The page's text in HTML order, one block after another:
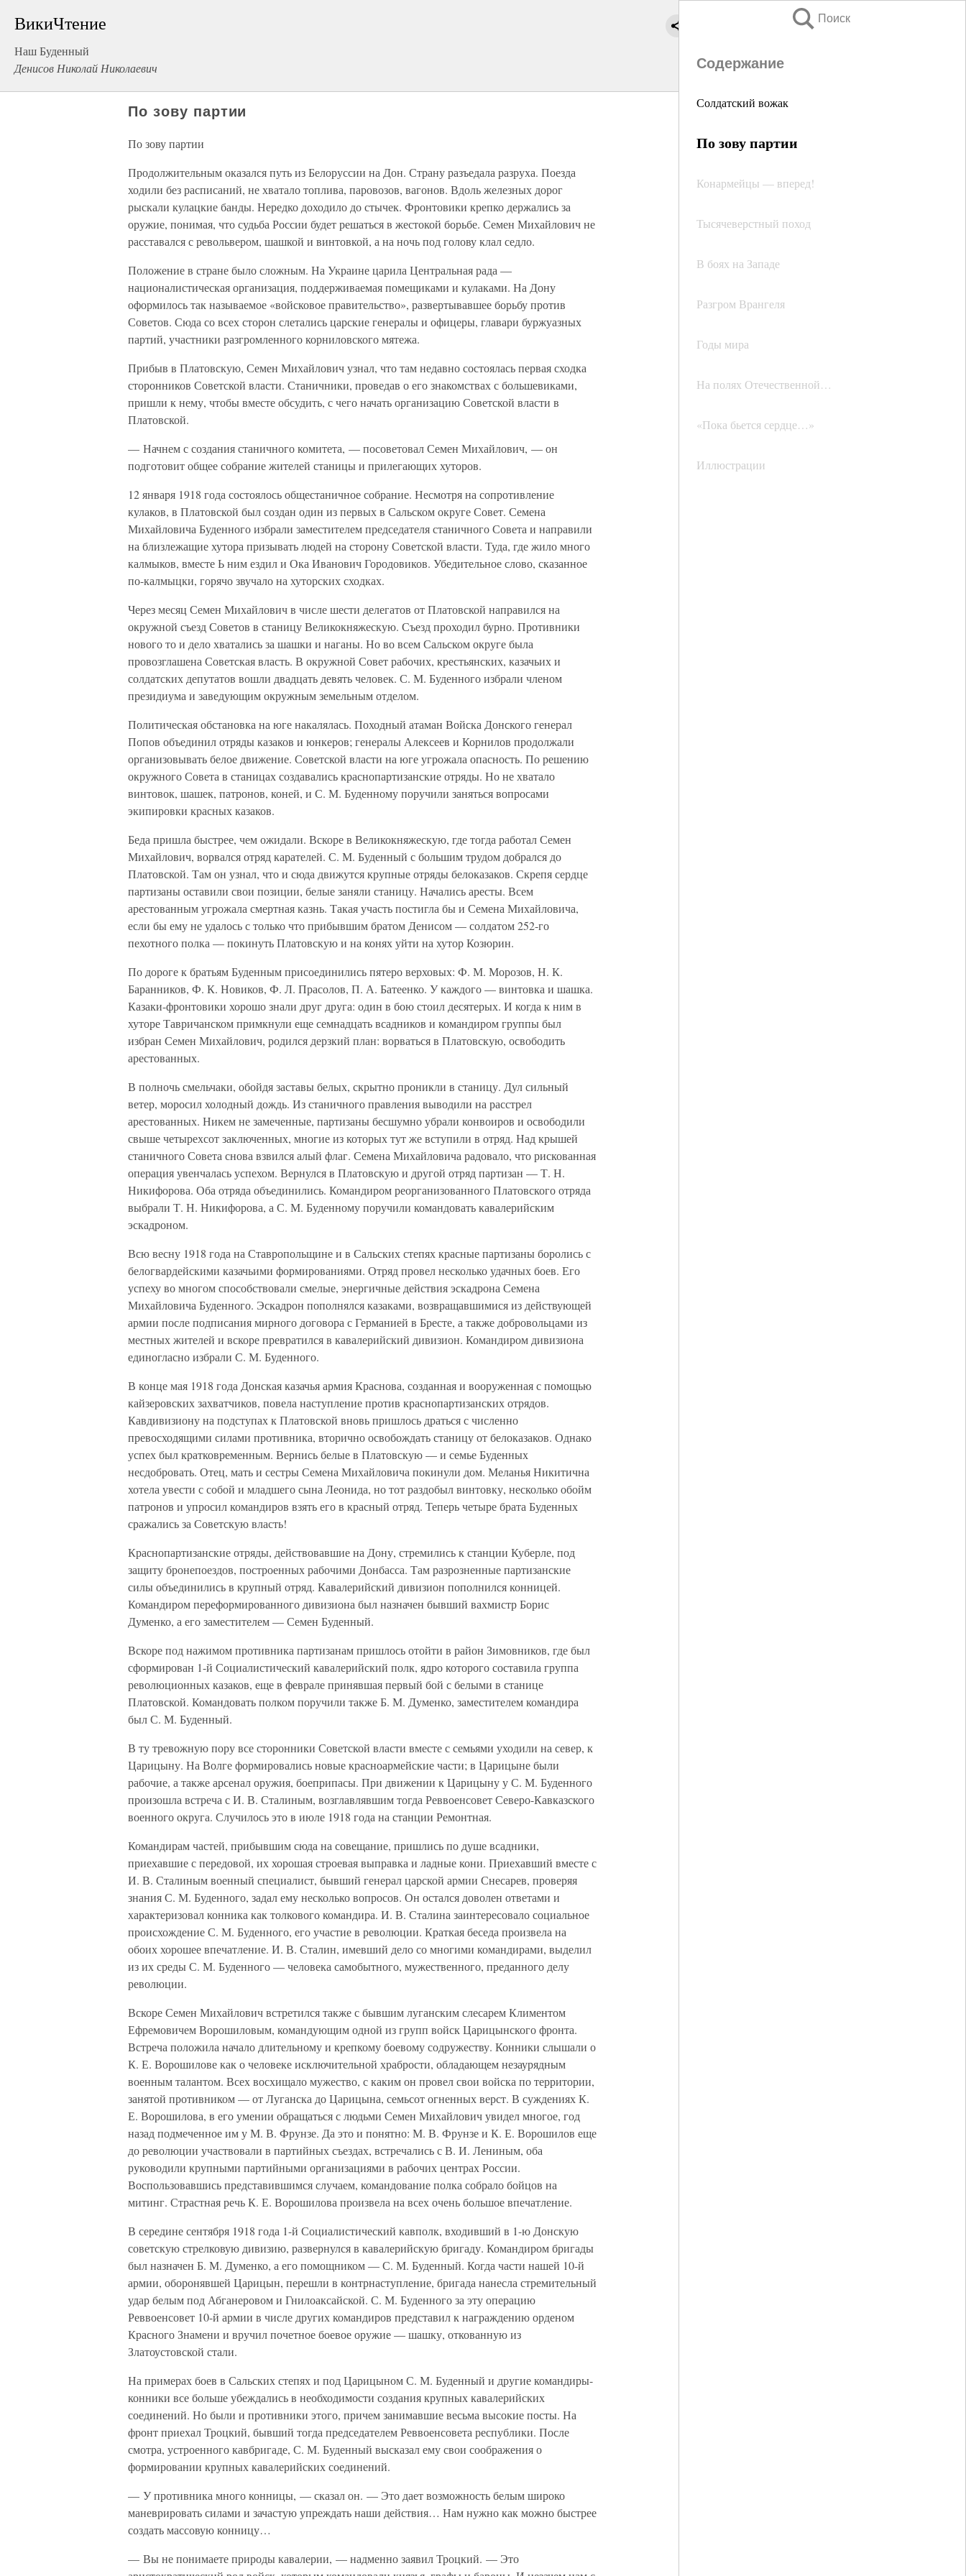
ВикиЧтение
Наш Буденный
Денисов Николай Николаевич
Поиск
Содержание
Солдатский вожак
По зову партии
Конармейцы — вперед!
Тысячеверстный поход
В боях на Западе
Разгром Врангеля
Годы мира
На полях Отечественной…
«Пока бьется сердце…»
Иллюстрации
По зову партии
По зову партии
Продолжительным оказался путь из Белоруссии на Дон. Страну разъедала разруха. Поезда
ходили без расписаний, не хватало топлива, паровозов, вагонов. Вдоль железных дорог
рыскали кулацкие банды. Нередко доходило до стычек. Фронтовики крепко держались за
оружие, понимая, что судьба России будет решаться в жестокой борьбе. Семен Михайлович не
расставался с револьвером, шашкой и винтовкой, а на ночь под голову клал седло.
Положение в стране было сложным. На Украине царила Центральная рада —
националистическая организация, поддерживаемая помещиками и кулаками. На Дону
оформилось так называемое «войсковое правительство», развертывавшее борьбу против
Советов. Сюда со всех сторон слетались царские генералы и офицеры, главари буржуазных
партий, участники разгромленного корниловского мятежа.
Прибыв в Платовскую, Семен Михайлович узнал, что там недавно состоялась первая сходка
сторонников Советской власти. Станичники, проведав о его знакомствах с большевиками,
пришли к нему, чтобы вместе обсудить, с чего начать организацию Советской власти в
Платовской.
— Начнем с создания станичного комитета, — посоветовал Семен Михайлович, — он
подготовит общее собрание жителей станицы и прилегающих хуторов.
12 января 1918 года состоялось общестаничное собрание. Несмотря на сопротивление
кулаков, в Платовской был создан один из первых в Сальском округе Совет. Семена
Михайловича Буденного избрали заместителем председателя станичного Совета и направили
на близлежащие хутора призывать людей на сторону Советской власти. Туда, где жило много
калмыков, вместе Ь ним ездил и Ока Иванович Городовиков. Убедительное слово, сказанное
по-калмыцки, горячо звучало на хуторских сходках.
Через месяц Семен Михайлович в числе шести делегатов от Платовской направился на
окружной съезд Советов в станицу Великокняжескую. Съезд проходил бурно. Противники
нового то и дело хватались за шашки и наганы. Но во всем Сальском округе была
провозглашена Советская власть. В окружной Совет рабочих, крестьянских, казачьих и
солдатских депутатов вошли двадцать девять человек. С. М. Буденного избрали членом
президиума и заведующим окружным земельным отделом.
Политическая обстановка на юге накалялась. Походный атаман Войска Донского генерал
Попов объединил отряды казаков и юнкеров; генералы Алексеев и Корнилов продолжали
организовывать белое движение. Советской власти на юге угрожала опасность. По решению
окружного Совета в станицах создавались краснопартизанские отряды. Но не хватало
винтовок, шашек, патронов, коней, и С. М. Буденному поручили заняться вопросами
экипировки красных казаков.
Беда пришла быстрее, чем ожидали. Вскоре в Великокняжескую, где тогда работал Семен
Михайлович, ворвался отряд карателей. С. М. Буденный с большим трудом добрался до
Платовской. Там он узнал, что и сюда движутся крупные отряды белоказаков. Скрепя сердце
партизаны оставили свои позиции, белые заняли станицу. Начались аресты. Всем
арестованным угрожала смертная казнь. Такая участь постигла бы и Семена Михайловича,
если бы ему не удалось с только что прибывшим братом Денисом — солдатом 252-го
пехотного полка — покинуть Платовскую и на конях уйти на хутор Козюрин.
По дороге к братьям Буденным присоединились пятеро верховых: Ф. М. Морозов, Н. К.
Баранников, Ф. К. Новиков, Ф. Л. Прасолов, П. А. Батеенко. У каждого — винтовка и шашка.
Казаки-фронтовики хорошо знали друг друга: один в бою стоил десятерых. И когда к ним в
хуторе Тавричанском примкнули еще семнадцать всадников и командиром группы был
избран Семен Михайлович, родился дерзкий план: ворваться в Платовскую, освободить
арестованных.
В полночь смельчаки, обойдя заставы белых, скрытно проникли в станицу. Дул сильный
ветер, моросил холодный дождь. Из станичного правления выводили на расстрел
арестованных. Никем не замеченные, партизаны бесшумно убрали конвоиров и освободили
свыше четырехсот заключенных, многие из которых тут же вступили в отряд. Над крышей
станичного Совета снова взвился алый флаг. Семена Михайловича радовало, что рискованная
операция увенчалась успехом. Вернулся в Платовскую и другой отряд партизан — Т. Н.
Никифорова. Оба отряда объединились. Командиром реорганизованного Платовского отряда
выбрали Т. Н. Никифорова, а С. М. Буденному поручили командовать кавалерийским
эскадроном.
Всю весну 1918 года на Ставропольщине и в Сальских степях красные партизаны боролись с
белогвардейскими казачьими формированиями. Отряд провел несколько удачных боев. Его
успеху во многом способствовали смелые, энергичные действия эскадрона Семена
Михайловича Буденного. Эскадрон пополнялся казаками, возвращавшимися из действующей
армии после подписания мирного договора с Германией в Бресте, а также добровольцами из
местных жителей и вскоре превратился в кавалерийский дивизион. Командиром дивизиона
единогласно избрали С. М. Буденного.
В конце мая 1918 года Донская казачья армия Краснова, созданная и вооруженная с помощью
кайзеровских захватчиков, повела наступление против краснопартизанских отрядов.
Кавдивизиону на подступах к Платовской вновь пришлось драться с численно
превосходящими силами противника, вторично освобождать станицу от белоказаков. Однако
успех был кратковременным. Вернись белые в Платовскую — и семье Буденных
несдобровать. Отец, мать и сестры Семена Михайловича покинули дом. Меланья Никитична
хотела увести с собой и младшего сына Леонида, но тот раздобыл винтовку, несколько обойм
патронов и упросил командиров взять его в красный отряд. Теперь четыре брата Буденных
сражались за Советскую власть!
Краснопартизанские отряды, действовавшие на Дону, стремились к станции Куберле, под
защиту бронепоездов, построенных рабочими Донбасса. Там разрозненные партизанские
силы объединились в крупный отряд. Кавалерийский дивизион пополнился конницей.
Командиром переформированного дивизиона был назначен бывший вахмистр Борис
Думенко, а его заместителем — Семен Буденный.
Вскоре под нажимом противника партизанам пришлось отойти в район Зимовников, где был
сформирован 1-й Социалистический кавалерийский полк, ядро которого составила группа
революционных казаков, еще в феврале принявшая первый бой с белыми в станице
Платовской. Командовать полком поручили также Б. М. Думенко, заместителем командира
был С. М. Буденный.
В ту тревожную пору все сторонники Советской власти вместе с семьями уходили на север, к
Царицыну. На Волге формировались новые красноармейские части; в Царицыне были
рабочие, а также арсенал оружия, боеприпасы. При движении к Царицыну у С. М. Буденного
произошла встреча с И. В. Сталиным, возглавлявшим тогда Реввоенсовет Северо-Кавказского
военного округа. Случилось это в июле 1918 года на станции Ремонтная.
Командирам частей, прибывшим сюда на совещание, пришлись по душе всадники,
приехавшие с передовой, их хорошая строевая выправка и ладные кони. Приехавший вместе с
И. В. Сталиным военный специалист, бывший генерал царской армии Снесарев, проверяя
знания С. М. Буденного, задал ему несколько вопросов. Он остался доволен ответами и
характеризовал конника как толкового командира. И. В. Сталина заинтересовало социальное
происхождение С. М. Буденного, его участие в революции. Краткая беседа произвела на
обоих хорошее впечатление. И. В. Сталин, имевший дело со многими командирами, выделил
из их среды С. М. Буденного — человека самобытного, мужественного, преданного делу
революции.
Вскоре Семен Михайлович встретился также с бывшим луганским слесарем Климентом
Ефремовичем Ворошиловым, командующим одной из групп войск Царицынского фронта.
Встреча положила начало длительному и крепкому боевому содружеству. Конники слышали о
К. Е. Ворошилове как о человеке исключительной храбрости, обладающем незаурядным
военным талантом. Всех восхищало мужество, с каким он провел свои войска по территории,
занятой противником — от Луганска до Царицына, семьсот огненных верст. В суждениях К.
Е. Ворошилова, в его умении обращаться с людьми Семен Михайлович увидел многое, год
назад подмеченное им у М. В. Фрунзе. Да это и понятно: М. В. Фрунзе и К. Е. Ворошилов еще
до революции участвовали в партийных съездах, встречались с В. И. Лениным, оба
руководили крупными партийными организациями в рабочих центрах России.
Воспользовавшись представившимся случаем, командование полка собрало бойцов на
митинг. Страстная речь К. Е. Ворошилова произвела на всех очень большое впечатление.
В середине сентября 1918 года 1-й Социалистический кавполк, входивший в 1-ю Донскую
советскую стрелковую дивизию, развернулся в кавалерийскую бригаду. Командиром бригады
был назначен Б. М. Думенко, а его помощником — С. М. Буденный. Когда части нашей 10-й
армии, оборонявшей Царицын, перешли в контрнаступление, бригада нанесла стремительный
удар белым под Абганеровом и Гнилоаксайской. С. М. Буденного за эту операцию
Реввоенсовет 10-й армии в числе других командиров представил к награждению орденом
Красного Знамени и вручил почетное боевое оружие — шашку, откованную из
Златоустовской стали.
На примерах боев в Сальских степях и под Царицыном С. М. Буденный и другие командиры-
конники все больше убеждались в необходимости создания крупных кавалерийских
соединений. Но были и противники этого, причем занимавшие весьма высокие посты. На
фронт приехал Троцкий, бывший тогда председателем Реввоенсовета республики. После
смотра, устроенного кавбригаде, С. М. Буденный высказал ему свои соображения о
формировании крупных кавалерийских соединений.
— У противника много конницы, — сказал он. — Это дает возможность белым широко
маневрировать силами и зачастую упреждать наши действия… Нам нужно как можно быстрее
создать массовую конницу…
— Вы не понимаете природы кавалерии, — надменно заявил Троцкий. — Это